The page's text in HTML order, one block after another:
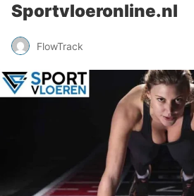
Sportvloeronline.nl
FlowTrack